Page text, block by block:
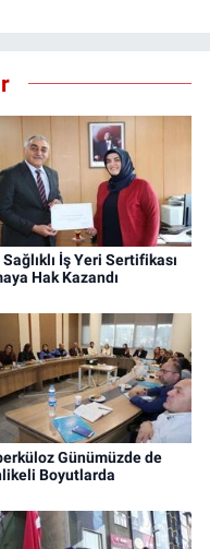
Sağlıklı İş Yeri Sertifikası
Hak Kazandı
Günümüzde de
Boyutlarda